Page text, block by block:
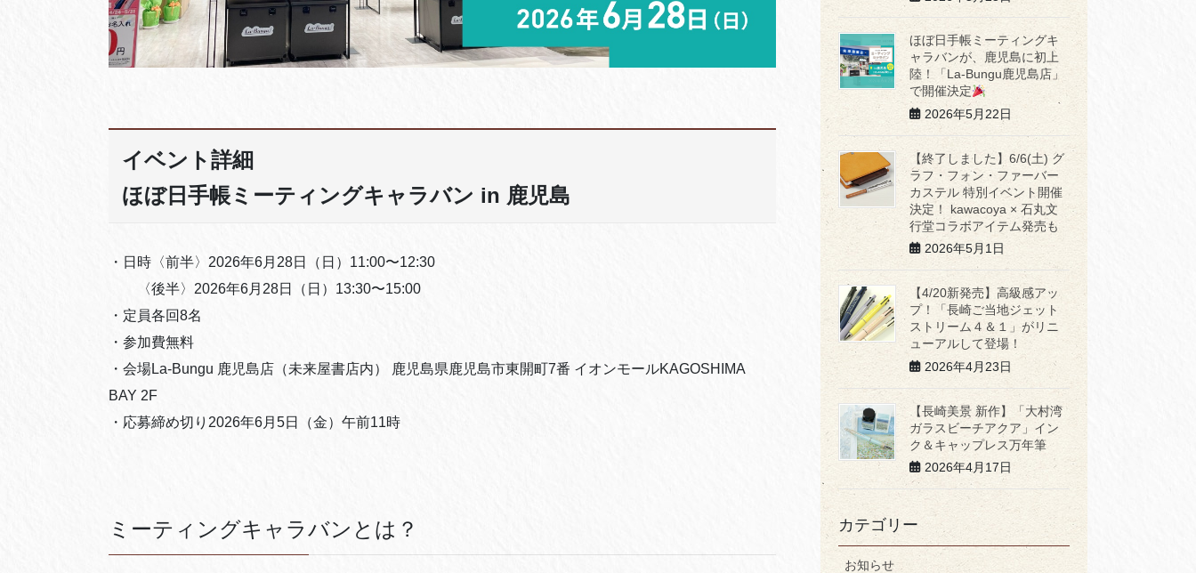
イベント詳細
ほぼ日手帳ミーティングキャラバン in 鹿児島
・日時〈前半〉2026年6月28日（日）11:00〜12:30
〈後半〉2026年6月28日（日）13:30〜15:00
・定員各回8名
・参加費無料
・会場La-Bungu 鹿児島店（未来屋書店内） 鹿児島県鹿児島市東開町7番 イオンモールKAGOSHIMA
BAY 2F
・応募締め切り2026年6月5日（金）午前11時
ミーティングキャラバンとは？
ほぼ日手帳ミーティングキ
ャラバンが、鹿児島に初上
陸！「La-Bungu鹿児島店」
で開催決定
2026年5月22日
【終了しました】6/6(土) グ
ラフ・フォン・ファーバー
カステル 特別イベント開催
決定！ kawacoya × 石丸文
行堂コラボアイテム発売も
2026年5月1日
【4/20新発売】高級感アッ
プ！「長崎ご当地ジェット
ストリーム４＆１」がリニ
ューアルして登場！
2026年4月23日
【長崎美景 新作】「大村湾
ガラスビーチアクア」イン
ク＆キャップレス万年筆
2026年4月17日
カテゴリー
お知らせ